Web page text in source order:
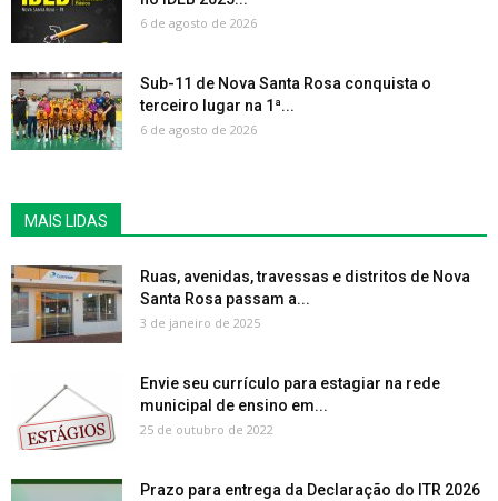
6 de agosto de 2026
Sub-11 de Nova Santa Rosa conquista o
terceiro lugar na 1ª...
6 de agosto de 2026
MAIS LIDAS
Ruas, avenidas, travessas e distritos de Nova
Santa Rosa passam a...
3 de janeiro de 2025
Envie seu currículo para estagiar na rede
municipal de ensino em...
25 de outubro de 2022
Prazo para entrega da Declaração do ITR 2026